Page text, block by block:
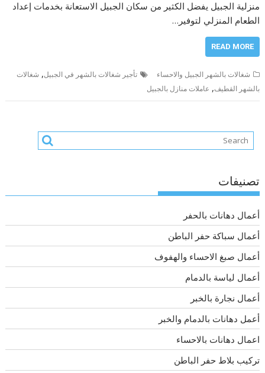
منزلية الجبيل يفضل الكثير من سكان الجبيل الاستعانة بخدمات إعداد
الطعام المنزلي لتوفير…
READ MORE
شغالات بالشهر الجبيل والاحساء تأجير شغالات بالشهر في الجبيل, شغالات
بالشهر القطيف, عاملات منازل بالجبيل
تصنيفات
أعمال دهانات بالحفر
أعمال سباكة حفر الباطن
أعمال صبغ الاحساء والهفوف
أعمال لياسة بالدمام
أعمال نجارة بالخبر
أعمل دهانات بالدمام والخبر
اعمال دهانات بالاحساء
تركيب بلاط حفر الباطن